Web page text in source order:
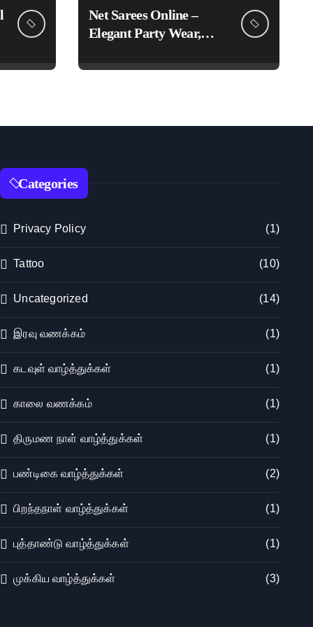
Net Sarees Online –
Elegant Party Wear,
Designer Net Saree
Categories
Privacy Policy (1)
Tattoo (10)
Uncategorized (14)
இரவு வணக்கம் (1)
கடவுள் வாழ்த்துக்கள் (1)
காலை வணக்கம் (1)
திருமண நாள் வாழ்த்துக்கள் (1)
பண்டிகை வாழ்த்துக்கள் (2)
பிறந்தநாள் வாழ்த்துக்கள் (1)
புத்தாண்டு வாழ்த்துக்கள் (1)
முக்கிய வாழ்த்துக்கள் (3)